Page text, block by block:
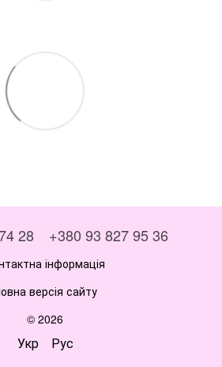
28 +380 93 827 95 36
інформація
версія сайту
© 2026
Укр Рус